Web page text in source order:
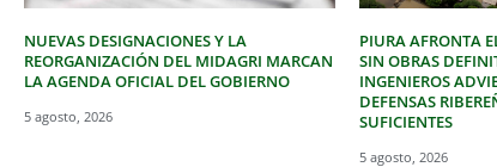
NUEVAS DESIGNACIONES Y LA
REORGANIZACIÓN DEL MIDAGRI MARCAN
LA AGENDA OFICIAL DEL GOBIERNO
5 agosto, 2026
PIURA AFRONTA
SIN OBRAS
INGENIEROS
DEFENSAS
SUFICIENTES
5 agosto, 2026